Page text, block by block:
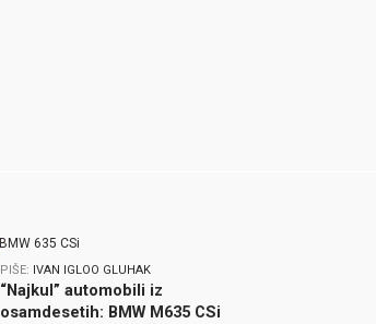
PIŠE: IVAN IGLOO GLUHAK
“Najkul” automobili iz
osamdesetih: BMW M635 CSi